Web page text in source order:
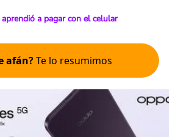
a pagar con el celular
afán?Te lo resumimos